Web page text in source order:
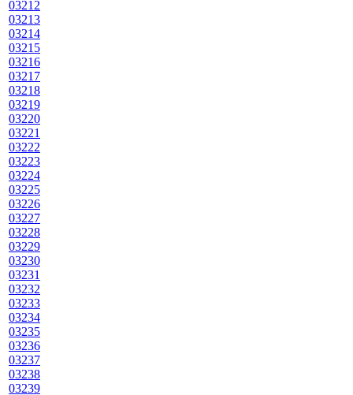
03212
03213
03214
03215
03216
03217
03218
03219
03220
03221
03222
03223
03224
03225
03226
03227
03228
03229
03230
03231
03232
03233
03234
03235
03236
03237
03238
03239